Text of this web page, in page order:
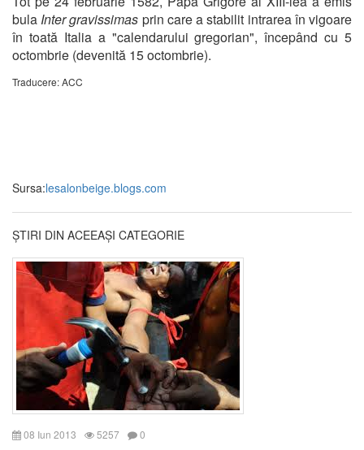
bula Inter gravissimas prin care a stabilit intrarea în vigoare
în toată Italia a "calendarului gregorian", începând cu 5
octombrie (devenită 15 octombrie).
Traducere: ACC
Sursa:lesalonbeige.blogs.com
ȘTIRI DIN ACEEAȘI CATEGORIE
08 Iun 2013 5257 0